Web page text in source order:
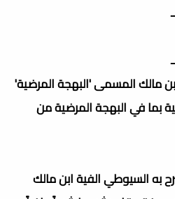
مالك المسمى 'البهجة المرضية'
بما في البهجة المرضية من
به السيوطي الفية ابن مالك